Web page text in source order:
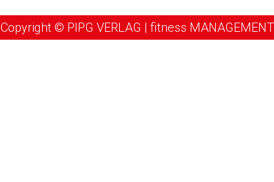
Copyright © PIPG VERLAG | fitness MANAGEMENT